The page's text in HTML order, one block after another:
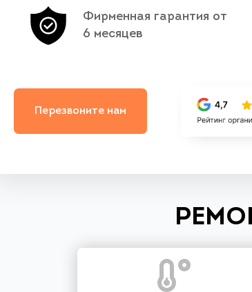
Фирменная гарантия от
6 месяцев
Перезвоните нам